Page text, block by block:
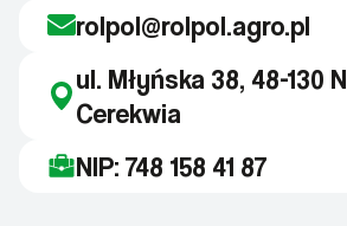
rolpol@rolpol.agro.pl
ul. Młyńska 38, 48-130
Cerekwia
NIP: 748 158 41 87